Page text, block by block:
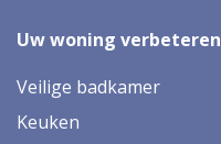
Uw woning verbeteren
Veilige badkamer
Keuken